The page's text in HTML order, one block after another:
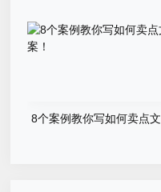
8个案例教你写如何卖点文